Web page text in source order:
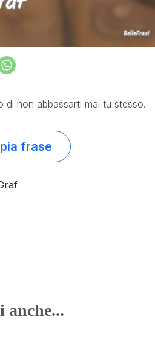
di non abbassarti mai tu stesso.
frase
anche...